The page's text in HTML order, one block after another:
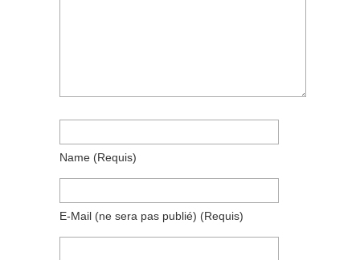
Name (requis)
E-Mail (ne sera pas publié) (requis)